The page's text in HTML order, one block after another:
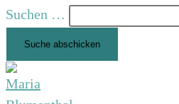
Suchen …
Suche abschicken